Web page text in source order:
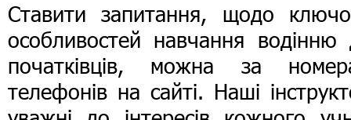
Ставити запитання, щодо
особливостей навчання водінню
початківців, можна за
телефонів на сайті. Наші